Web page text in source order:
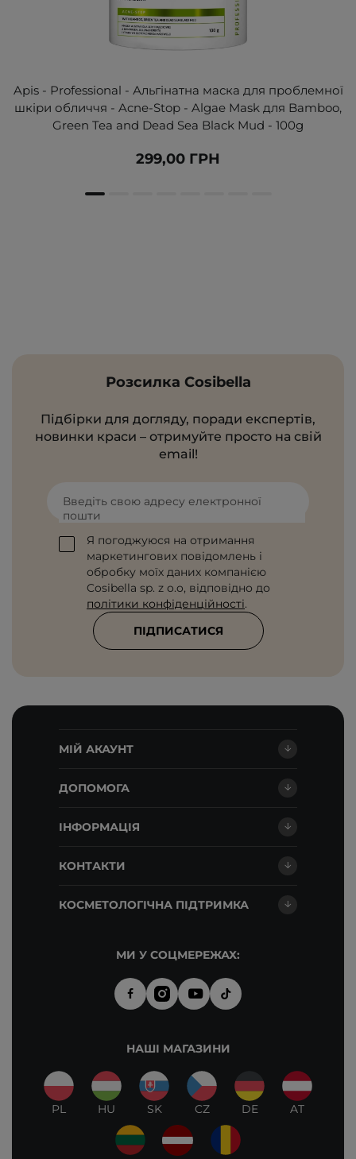
Apis - Professional - Альгінатна маска для проблемної
шкіри обличчя - Acne-Stop - Algae Mask для Bamboo,
Green Tea and Dead Sea Black Mud - 100g
299,00 ГРН
Розсилка Cosibella
Підбірки для догляду, поради експертів,
новинки краси – отримуйте просто на свій
email!
Введіть свою адресу електронної
пошти
Я погоджуюся на отримання
маркетингових повідомлень і
обробку моїх даних компанією
Cosibella sp. z o.o, відповідно до
політики конфіденційності.
ПІДПИСАТИСЯ
МІЙ АКАУНТ
ДОПОМОГА
ІНФОРМАЦІЯ
КОНТАКТИ
КОСМЕТОЛОГІЧНА ПІДТРИМКА
МИ У СОЦМЕРЕЖАХ:
НАШІ МАГАЗИНИ
PL HU SK CZ DE AT